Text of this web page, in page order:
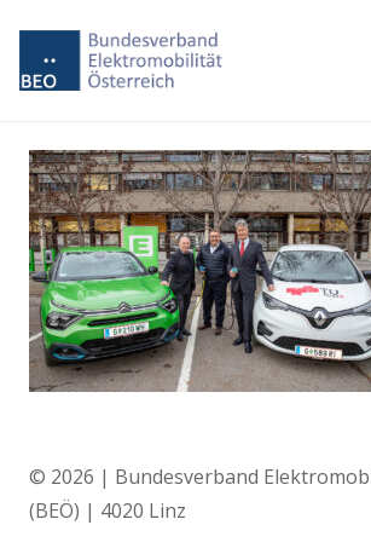
© 2026 | Bundesverband
(BEÖ) | 4020 Linz